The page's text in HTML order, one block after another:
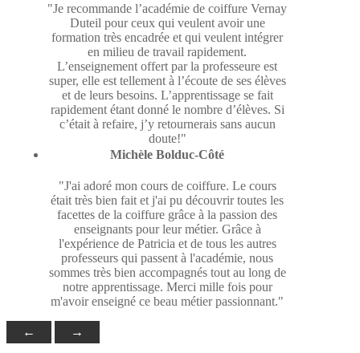
"Je recommande l’académie de coiffure Vernay
Duteil pour ceux qui veulent avoir une
formation très encadrée et qui veulent intégrer
en milieu de travail rapidement.
L’enseignement offert par la professeure est
super, elle est tellement à l’écoute de ses élèves
et de leurs besoins. L’apprentissage se fait
rapidement étant donné le nombre d’élèves. Si
c’était à refaire, j’y retournerais sans aucun
doute!"
Michèle Bolduc-Côté
"J'ai adoré mon cours de coiffure. Le cours
était très bien fait et j'ai pu découvrir toutes les
facettes de la coiffure grâce à la passion des
enseignants pour leur métier. Grâce à
l'expérience de Patricia et de tous les autres
professeurs qui passent à l'académie, nous
sommes très bien accompagnés tout au long de
notre apprentissage. Merci mille fois pour
m'avoir enseigné ce beau métier passionnant."
← →